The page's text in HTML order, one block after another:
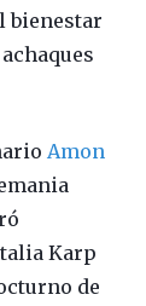
bienestar
Amon
Karp
de